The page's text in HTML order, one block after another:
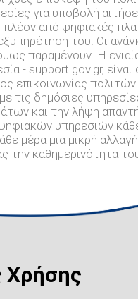
για υποβολή
πλέον από ψηφιακές
του. Οι
παραμένουν. Η
- support.gov.gr, είναι
επικοινωνίας πολιτών
τις δημόσιες
και την λήψη
υπηρεσιών
μέρα μια μικρή αλλαγή
την καθημερινότητα
Χρήσης